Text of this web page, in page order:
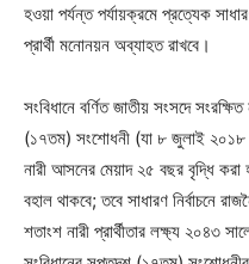
হওয়া পর্যন্ত পর্যায়ক্রমে প্রত্যেক
প্রার্থী মনোনয়ন অব্যাহত রাখবে।
সংবিধানে বর্ণিত জাতীয় সংসদে
(১৭তম) সংশোধনী (যা ৮ জুলাই ২০১৮
নারী আসনের মেয়াদ ২৫ বছর বৃদ্ধি
বহাল থাকবে; তবে সাধারণ নির্বাচনে
শতাংশ নারী প্রার্থীতার লক্ষ্য ২০৪৩